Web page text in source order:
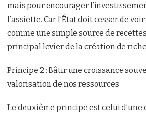
mais pour encourager
l’assiette. Car l’État doit cesser de
comme une simple source de
principal levier de la création de
Principe 2 : Bâtir une croissance
valorisation de nos ressources
Le deuxième principe est celui d’une